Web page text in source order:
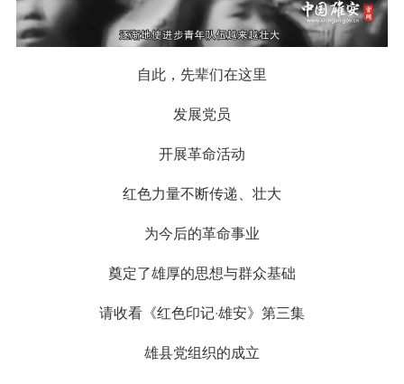
自此，先辈们在这里
发展党员
开展革命活动
红色力量不断传递、壮大
为今后的革命事业
奠定了雄厚的思想与群众基础
请收看《红色印记·雄安》第三集
雄县党组织的成立